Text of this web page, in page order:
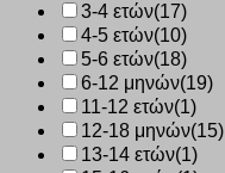
3-4 ετών(17)
4-5 ετών(10)
5-6 ετών(18)
6-12 μηνών(19)
11-12 ετών(1)
12-18 μηνών(15)
13-14 ετών(1)